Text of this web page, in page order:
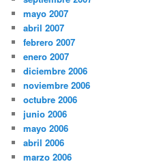
mayo 2007
abril 2007
febrero 2007
enero 2007
diciembre 2006
noviembre 2006
octubre 2006
junio 2006
mayo 2006
abril 2006
marzo 2006